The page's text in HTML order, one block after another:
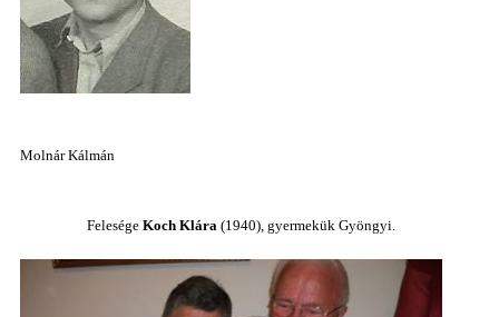
Molnár Kálmán
Felesége Koch Klára (1940), gyermekük Gyöngyi.